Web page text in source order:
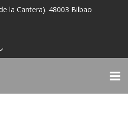
la Cantera). 48003 Bilbao